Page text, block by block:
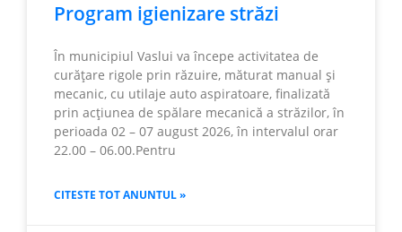
Program igienizare străzi
În municipiul Vaslui va începe activitatea de
curățare rigole prin răzuire, măturat manual și
mecanic, cu utilaje auto aspiratoare, finalizată
prin acțiunea de spălare mecanică a străzilor, în
perioada 02 – 07 august 2026, în intervalul orar
22.00 – 06.00.Pentru
CITESTE TOT ANUNTUL »